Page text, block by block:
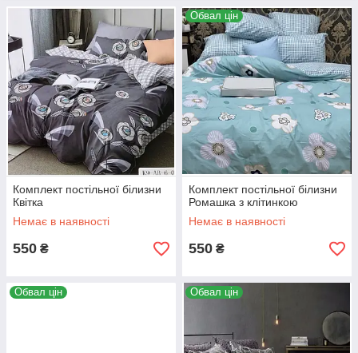
Комплект постільної білизни
Квітка
Немає в наявності
550 ₴
Обвал цін
Комплект постільної білизни
Ромашка з клітинкою
Немає в наявності
550 ₴
Обвал цін Обвал цін